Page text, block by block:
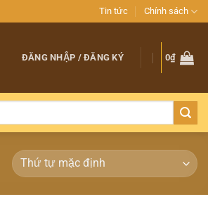
Tin tức Chính sách
ĐĂNG NHẬP / ĐĂNG KÝ 0₫